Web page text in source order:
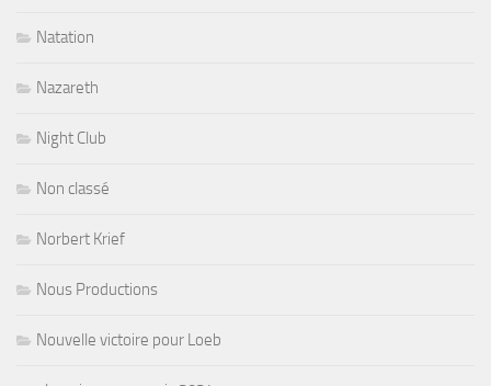
Natation
Nazareth
Night Club
Non classé
Norbert Krief
Nous Productions
Nouvelle victoire pour Loeb